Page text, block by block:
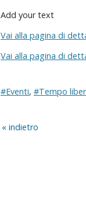
Add your text
Vai alla pagina di
Vai alla pagina di
#Eventi, #Tempo
indietro